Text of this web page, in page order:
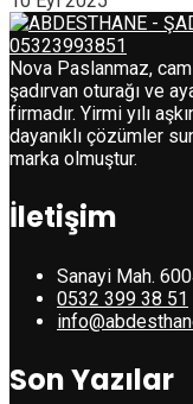
Nova Paslanmaz,
şadırvan oturağı ve
firmadır. Yirmi yılı
dayanıklı çözümler
marka olmuştur.
İletişim
Sanayi Mah.
0532 399 38 51
Son Yazılar